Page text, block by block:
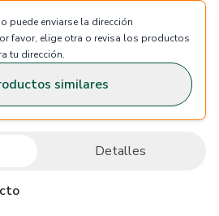
puede enviarse la dirección
favor, elige otra o revisa los productos
tu dirección.
similares
Detalles